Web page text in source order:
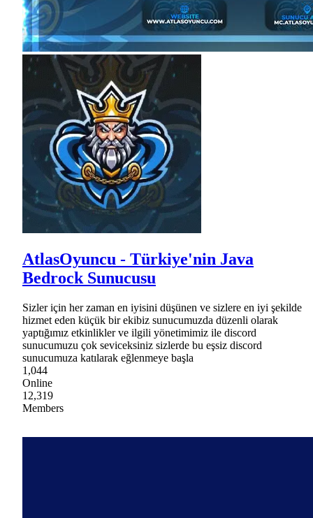
AtlasOyuncu - Türkiye'nin Java
Bedrock Sunucusu
Sizler için her zaman en iyisini düşünen ve sizlere en iyi şekilde
hizmet eden küçük bir ekibiz sunucumuzda düzenli olarak
yaptığımız etkinlikler ve ilgili yönetimimiz ile discord
sunucumuzu çok seviceksiniz sizlerde bu eşsiz discord
sunucumuza katılarak eğlenmeye başla
1,044
Online
12,319
Members